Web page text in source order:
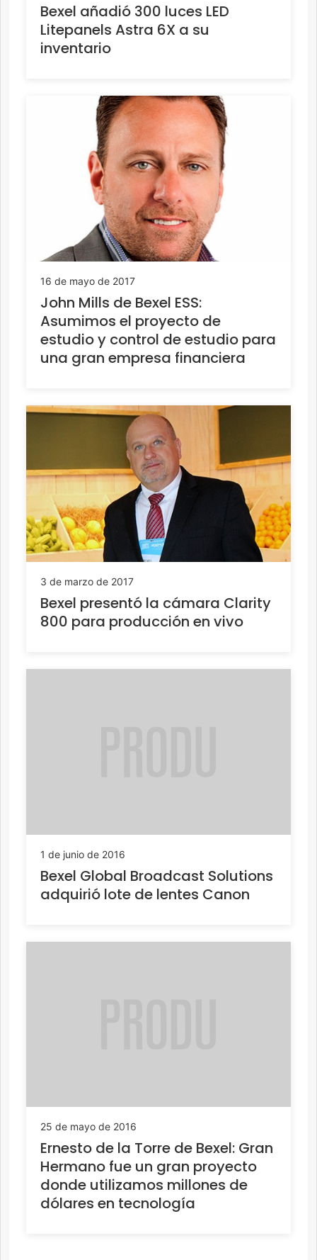
Bexel añadió 300 luces LED
Litepanels Astra 6X a su
inventario
16 de mayo de 2017
John Mills de Bexel ESS:
Asumimos el proyecto de
estudio y control de estudio para
una gran empresa financiera
3 de marzo de 2017
Bexel presentó la cámara Clarity
800 para producción en vivo
1 de junio de 2016
Bexel Global Broadcast Solutions
adquirió lote de lentes Canon
25 de mayo de 2016
Ernesto de la Torre de Bexel: Gran
Hermano fue un gran proyecto
donde utilizamos millones de
dólares en tecnología